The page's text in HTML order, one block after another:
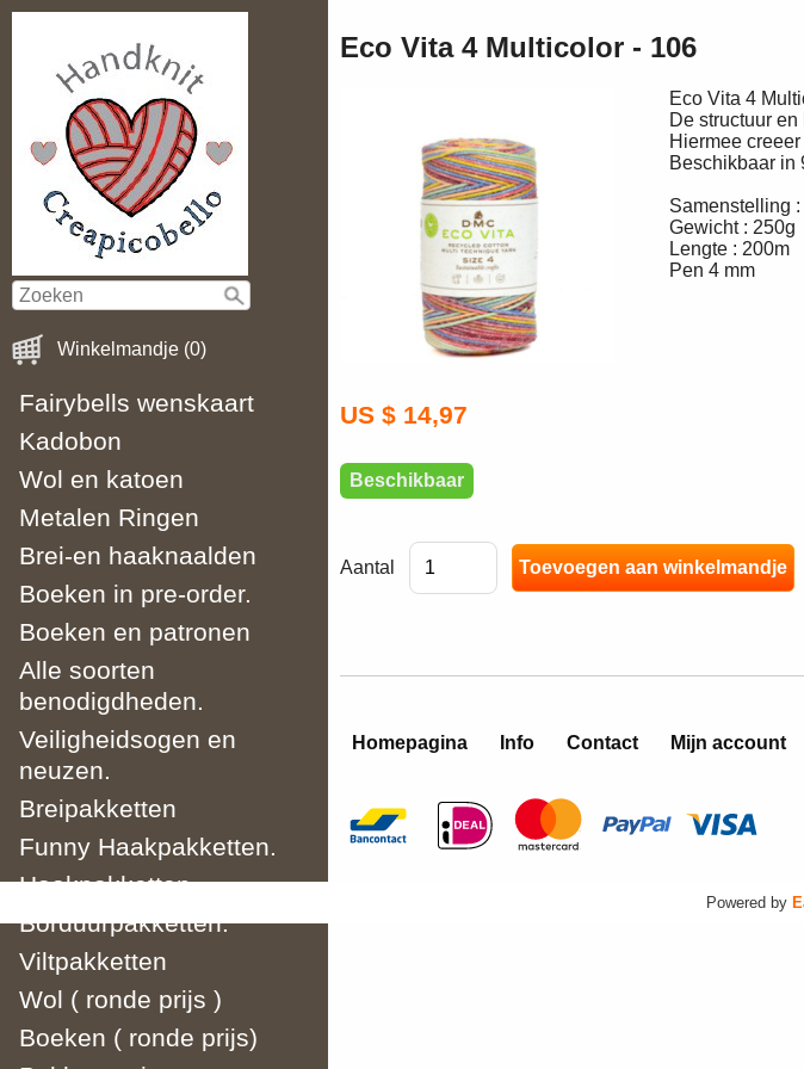
Winkelmandje (0)
Fairybells wenskaart
Kadobon
Wol en katoen
Metalen Ringen
Brei-en haaknaalden
Boeken in pre-order.
Boeken en patronen
Alle soorten
benodigdheden.
Veiligheidsogen en
neuzen.
Breipakketten
Funny Haakpakketten.
Haakpakketten
Borduurpakketten.
Viltpakketten
Wol ( ronde prijs )
Boeken ( ronde prijs)
Eco Vita 4 Multicolor - 106
Eco Vita 4
De structuur
Hiermee
Beschikbaar in
Samenstelling
Gewicht : 250g
Lengte : 200m
Pen 4 mm
US $ 14,97
Beschikbaar
Aantal
Homepagina Info Contact Mijn account
Powered by